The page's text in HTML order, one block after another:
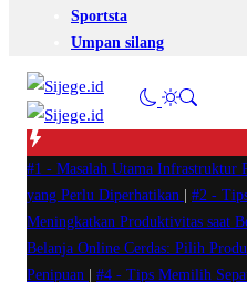
Sportsta
Umpan silang
#1 - Masalah Utama Infrastruktur
yang Perlu Diperhatikan
#2 -
Meningkatkan Produktivitas saat
Belanja Online Cerdas: Pilih
Penipuan
#4 - Tips Memilih